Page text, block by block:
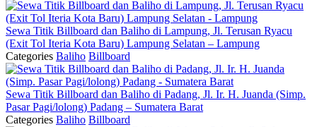
Sewa Titik Billboard dan Baliho di Lampung, Jl. Terusan Ryacu
(Exit Tol Iteria Kota Baru) Lampung Selatan – Lampung
Categories Baliho Billboard
Sewa Titik Billboard dan Baliho di Padang, Jl. Ir. H. Juanda (Simp.
Pasar Pagi/lolong) Padang – Sumatera Barat
Categories Baliho Billboard